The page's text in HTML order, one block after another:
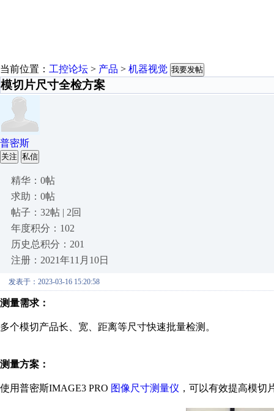
当前位置： 工控论坛 > 产品 > 机器视觉 我要发帖
模切片尺寸全检方案
普密斯
关注 私信
精华：0帖
求助：0帖
帖子：32帖 | 2回
年度积分：102
历史总积分：201
注册：2021年11月10日
发表于：2023-03-16 15:20:58
测量需求：
多个模切产品长、宽、距离等尺寸快速批量检测。
测量方案：
使用普密斯IMAGE3 PRO 图像尺寸测量仪 ，可以有效提高模切